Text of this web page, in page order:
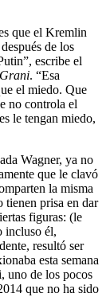
que el Kremlin
de los
escribe el
Grani. “Esa
el miedo. Que
no controla el
le tengan miedo,
Wagner, ya no
que le clavó
la misma
tienen prisa en dar
figuras: (le
incluso él,
resultó ser
esta semana
uno de los pocos
que no ha sido